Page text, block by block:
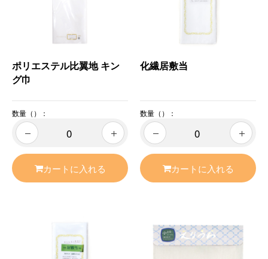
ポリエステル比翼地 キン
グ巾
数量（）：
カートに入れる
化繊居敷当
数量（）：
カートに入れる